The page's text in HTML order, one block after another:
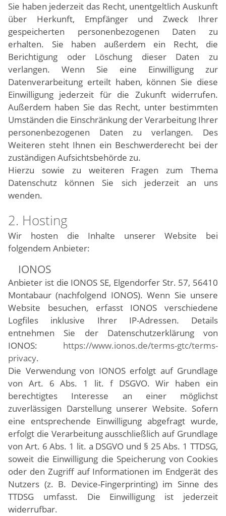
Sie haben jederzeit das Recht, unentgeltlich Auskunft
über Herkunft, Empfänger und Zweck Ihrer
gespeicherten personenbezogenen Daten zu
erhalten. Sie haben außerdem ein Recht, die
Berichtigung oder Löschung dieser Daten zu
verlangen. Wenn Sie eine Einwilligung zur
Datenverarbeitung erteilt haben, können Sie diese
Einwilligung jederzeit für die Zukunft widerrufen.
Außerdem haben Sie das Recht, unter bestimmten
Umständen die Einschränkung der Verarbeitung Ihrer
personenbezogenen Daten zu verlangen. Des
Weiteren steht Ihnen ein Beschwerderecht bei der
zuständigen Aufsichtsbehörde zu.
Hierzu sowie zu weiteren Fragen zum Thema
Datenschutz können Sie sich jederzeit an uns
wenden.
2. Hosting
Wir hosten die Inhalte unserer Website bei
folgendem Anbieter:
IONOS
Anbieter ist die IONOS SE, Elgendorfer Str. 57, 56410
Montabaur (nachfolgend IONOS). Wenn Sie unsere
Website besuchen, erfasst IONOS verschiedene
Logfiles inklusive Ihrer IP-Adressen. Details
entnehmen Sie der Datenschutzerklärung von
IONOS: https://www.ionos.de/terms-gtc/terms-
privacy.
Die Verwendung von IONOS erfolgt auf Grundlage
von Art. 6 Abs. 1 lit. f DSGVO. Wir haben ein
berechtigtes Interesse an einer möglichst
zuverlässigen Darstellung unserer Website. Sofern
eine entsprechende Einwilligung abgefragt wurde,
erfolgt die Verarbeitung ausschließlich auf Grundlage
von Art. 6 Abs. 1 lit. a DSGVO und § 25 Abs. 1 TTDSG,
soweit die Einwilligung die Speicherung von Cookies
oder den Zugriff auf Informationen im Endgerät des
Nutzers (z. B. Device-Fingerprinting) im Sinne des
TTDSG umfasst. Die Einwilligung ist jederzeit
widerrufbar.